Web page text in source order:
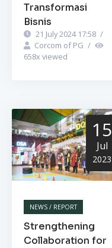
Transformasi
Bisnis
21 July 2024 17:58 /
Corcom of PG /
658x viewed
15
Jul
2023
NEWS / REPORT
Strengthening
Collaboration for